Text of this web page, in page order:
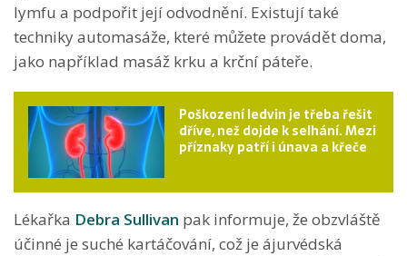
lymfu a podpořit její odvodnění. Existují také
techniky automasáže, které můžete provádět doma,
jako například masáž krku a krční páteře.
Poškození ledvin je třeba řešit
dříve, než dojde k selhání. Mezi
příznaky patří i únava a křeče
Lékařka Debra Sullivan pak informuje, že obzvláště
účinné je suché kartáčování, což je ájurvédská